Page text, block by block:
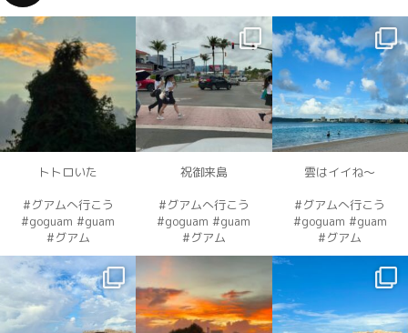
トトロいた
#グアムへ行こう
#goguam #guam
#グアム
dahawaii
12月 4
祝御来島
#グアムへ行こう
#goguam #guam
#グアム
dahawaii
12月 4
雲はイイね〜
#グアムへ行こう
#goguam #guam
#グアム
dahawaii